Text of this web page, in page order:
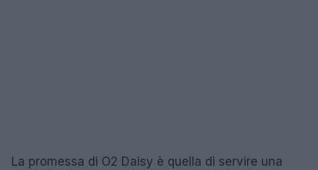
La promessa di O2 Daisy è quella di servire una